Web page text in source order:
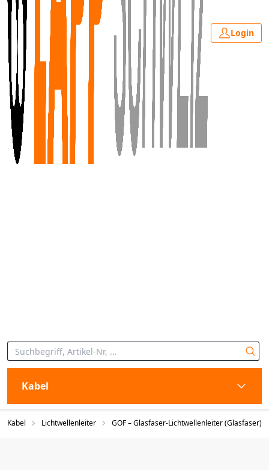
Login
Kabel
Kabel Lichtwellenleiter GOF – Glasfaser-Lichtwellenleiter (Glasfaser)